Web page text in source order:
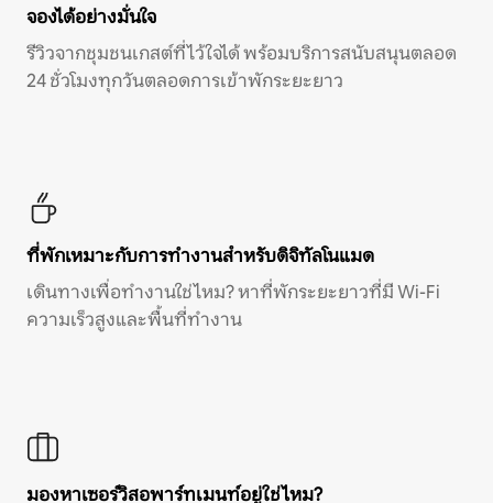
จองได้อย่างมั่นใจ
รีวิวจากชุมชนเกสต์ที่ไว้ใจได้ พร้อมบริการสนับสนุนตลอด
24 ชั่วโมงทุกวันตลอดการเข้าพักระยะยาว
ที่พักเหมาะกับการทำงานสำหรับดิจิทัลโนแมด
เดินทางเพื่อทำงานใช่ไหม? หาที่พักระยะยาวที่มี Wi-Fi
ความเร็วสูงและพื้นที่ทำงาน
มองหาเซอร์วิสอพาร์ทเมนท์อยู่ใช่ไหม?